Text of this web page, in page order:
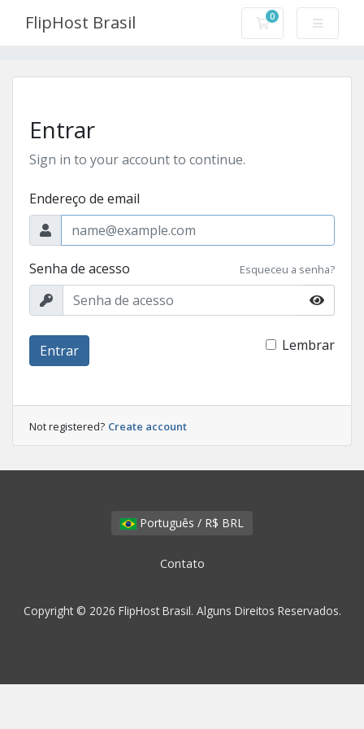
FlipHost Brasil 0
Carrinho de
Entrar
Sign in to your account to continue.
Endereço de email
Senha de acesso Esqueceu a senha?
Entrar Lembrar
Not registered? Create account
Português / R$ BRL
Contato
Copyright © 2026 FlipHost Brasil. Alguns Direitos Reservados.